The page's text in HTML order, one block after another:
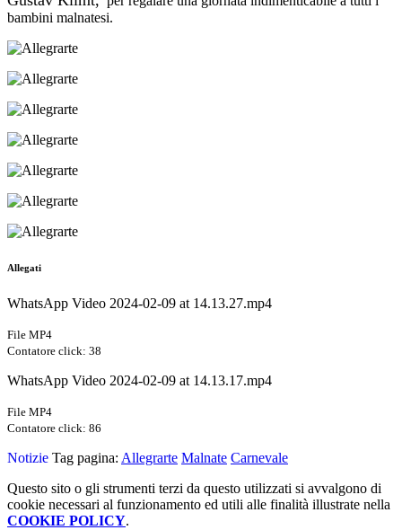
bambini malnatesi.
Allegati
WhatsApp Video 2024-02-09 at 14.13.27.mp4
File MP4
Contatore click: 38
WhatsApp Video 2024-02-09 at 14.13.17.mp4
File MP4
Contatore click: 86
Notizie Tag pagina: Allegrarte Malnate Carnevale
Questo sito o gli strumenti terzi da questo utilizzati si avvalgono di
cookie necessari al funzionamento ed utili alle finalità illustrate nella
COOKIE POLICY.